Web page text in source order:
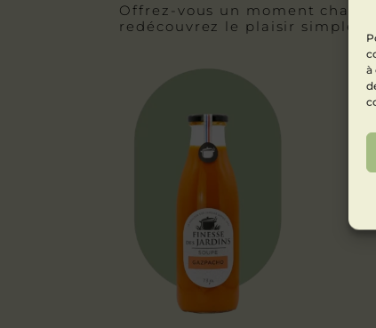
à
Offrez-vous un moment
redécouvrez le plaisir simple